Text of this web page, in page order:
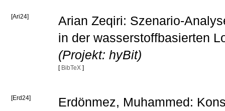
[Ari24]
Arian Zeqiri: Szenario-
in der wasserstoffbasierten
(Projekt: hyBit)
[ BibTeX ]
[Erd24]
Erdönmez, Muhammed: